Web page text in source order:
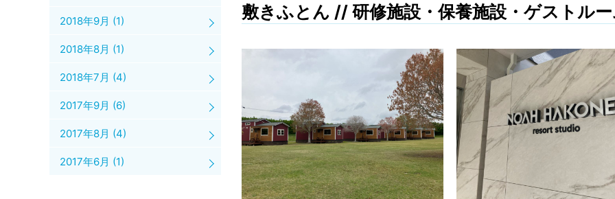
敷きふとん // 研修施設・保養施設・ゲストル
2018年9月 (1)
2018年8月 (1)
2018年7月 (4)
2017年9月 (6)
2017年8月 (4)
2017年6月 (1)